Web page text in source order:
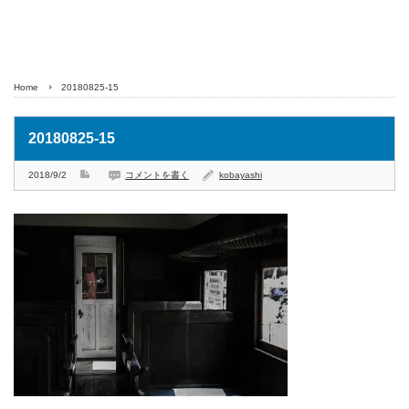
Home 20180825-15
20180825-15
2018/9/2 コメントを書く kobayashi